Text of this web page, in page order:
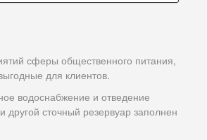
сферы общественного питания,
для клиентов.
водоснабжение и отведение
сточный резервуар заполнен